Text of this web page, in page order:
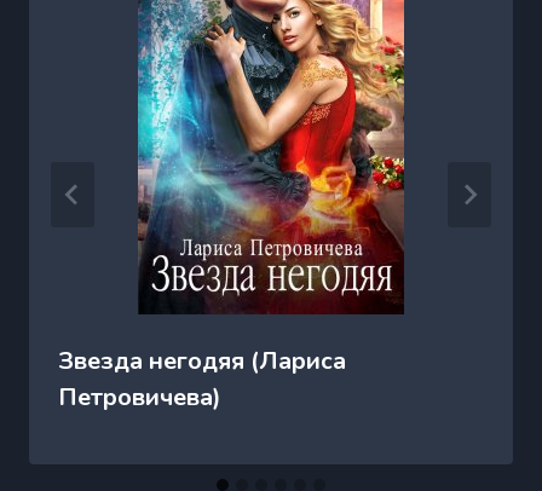
Звезда негодяя (Лариса
Петровичева)